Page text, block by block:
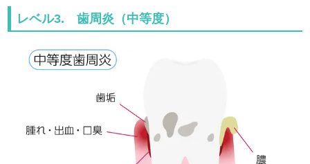
レベル3. 歯周炎（中等度）